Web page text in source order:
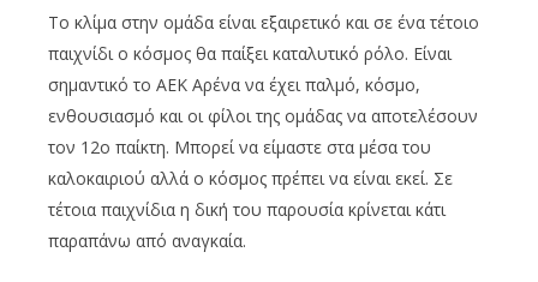
Το κλίμα στην ομάδα είναι εξαιρετικό και σε ένα τέτοιο
παιχνίδι ο κόσμος θα παίξει καταλυτικό ρόλο. Είναι
σημαντικό το ΑΕΚ Αρένα να έχει παλμό, κόσμο,
ενθουσιασμό και οι φίλοι της ομάδας να αποτελέσουν
τον 12ο παίκτη. Μπορεί να είμαστε στα μέσα του
καλοκαιριού αλλά ο κόσμος πρέπει να είναι εκεί. Σε
τέτοια παιχνίδια η δική του παρουσία κρίνεται κάτι
παραπάνω από αναγκαία.